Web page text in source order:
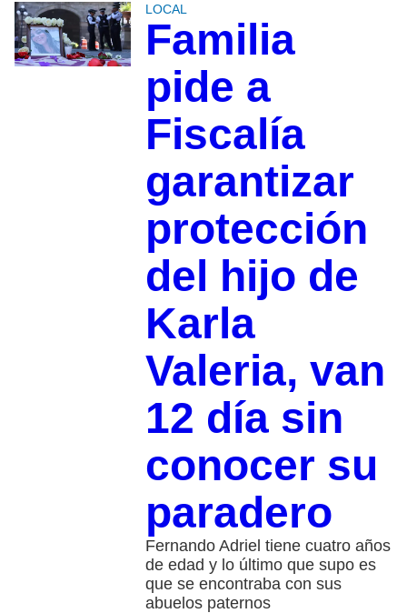
LOCAL
Familia
pide a
Fiscalía
garantizar
protección
del hijo de
Karla
Valeria, van
12 día sin
conocer su
paradero
Fernando Adriel tiene cuatro años
de edad y lo último que supo es
que se encontraba con sus
abuelos paternos